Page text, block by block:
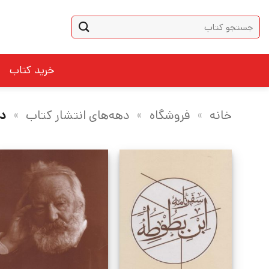
content
جستجو
برای:
خرید کتاب
خانه » فروشگاه » دهه‌های انتشار کتاب »